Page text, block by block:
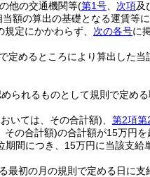
他の交通機関等(第1号 次項及
額の算出の基礎となる運賃等
規定にかかわらず、 次の各号に
めるところにより算出した当
られるものとして規則で定め
いては、その合計額) 第2項第
その合計額)の合計額が15万円を
間につき、15万円に当該支給
最初の月の規則で定める日に支